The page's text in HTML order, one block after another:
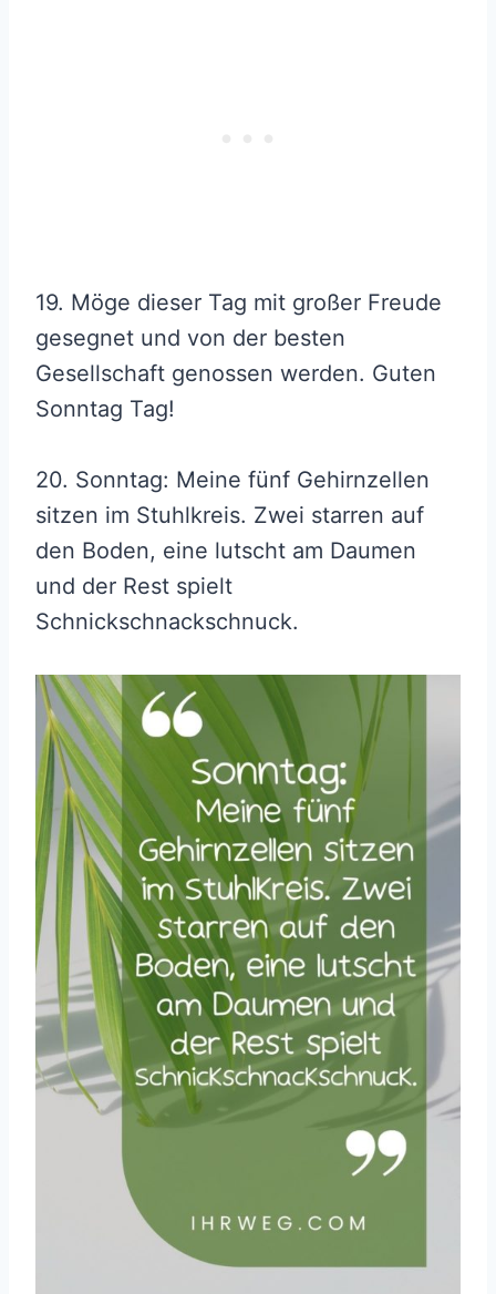
19. Möge dieser Tag mit großer Freude
gesegnet und von der besten
Gesellschaft genossen werden. Guten
Sonntag Tag!
20. Sonntag: Meine fünf Gehirnzellen
sitzen im Stuhlkreis. Zwei starren auf
den Boden, eine lutscht am Daumen
und der Rest spielt
Schnickschnackschnuck.